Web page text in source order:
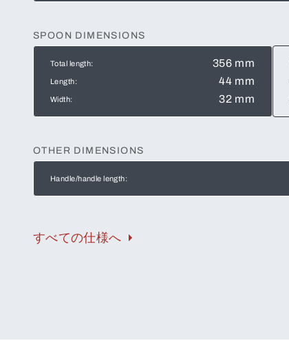
SPOON DIMENSIONS
Total length: 356 mm
Length: 44 mm
Width: 32 mm
OTHER DIMENSIONS
Handle/handle length:
すべての仕様へ